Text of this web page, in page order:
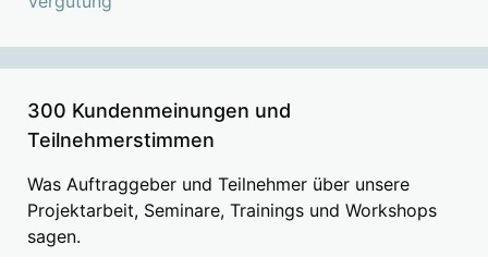
300 Kundenmeinungen und
Teilnehmerstimmen
Was Auftraggeber und Teilnehmer über unsere
Projektarbeit, Seminare, Trainings und Workshops
sagen.